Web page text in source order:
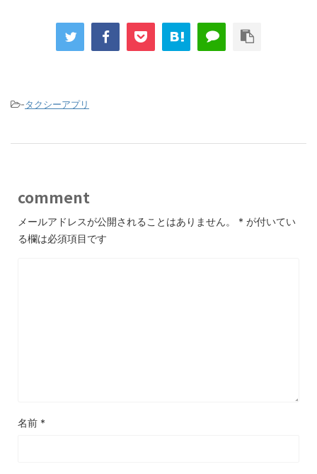
-タクシーアプリ
comment
メールアドレスが公開されることはありません。 * が付いてい
る欄は必須項目です
名前 *